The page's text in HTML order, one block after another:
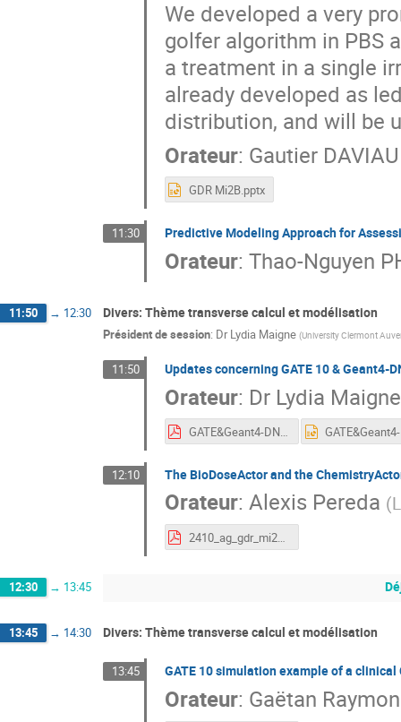
We developed a very
golfer algorithm in PBS
a treatment in a single
already developed as
distribution, and will be
Orateur: Gautier DAVIAU
GDR Mi2B.pptx
11:30 Predictive Modeling Approach for
Orateur: Thao-Nguyen
11:50 → 12:30 Divers: Thème transverse calcul et modélisation
Président de session: Dr Lydia Maigne (University Clermont
11:50 Updates concerning GATE 10 & Geant4-
Orateur: Dr Lydia Maigne
GATE&Geant4-DNA_Maigne_GDRMi2b_Oct2024.pdf
12:10 The BioDoseActor and the
Orateur: Alexis Pereda (
2410_ag_gdr_mi2b_alexis_pereda.pdf
12:30 → 13:45
13:45 → 14:30 Divers: Thème transverse calcul et modélisation
13:45 GATE 10 simulation example of a clinical
Orateur: Gaëtan